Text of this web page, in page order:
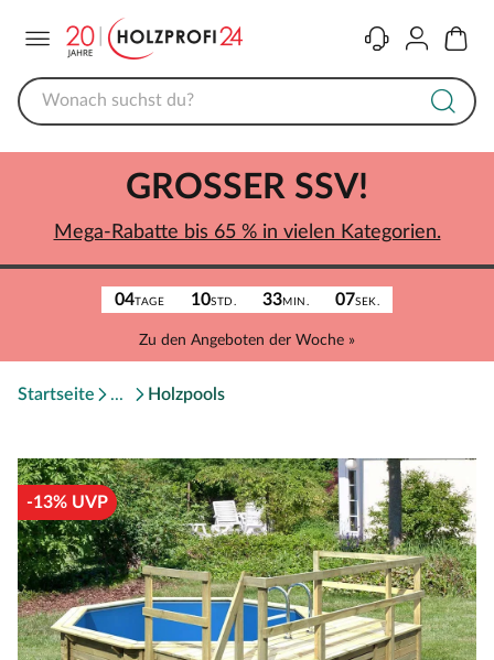
KontaktKonto
04TAGE 10STD. 33MIN. 07SEK.
Zu den Angeboten der Woche »
GROSSER SSV!
Mega-Rabatte bis 65 % in vielen Kategorien.
Startseite Holzpools
-13% UVP